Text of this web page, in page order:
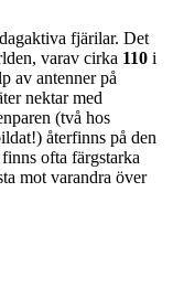
fjärilar. Det
varav cirka 110 i
av antenner på
nektar med
(två hos
återfinns på den
ofta färgstarka
mot varandra över